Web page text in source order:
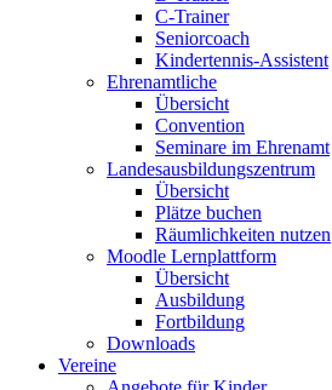
C-Trainer
Seniorcoach
Kindertennis-Assistent
Ehrenamtliche
Übersicht
Convention
Seminare im Ehrenamt
Landesausbildungszentrum
Übersicht
Plätze buchen
Räumlichkeiten nutzen
Moodle Lernplattform
Übersicht
Ausbildung
Fortbildung
Downloads
Vereine